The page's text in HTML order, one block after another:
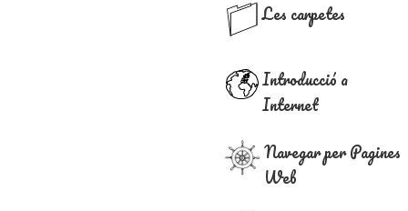
Les carpetes
Introducció a
Internet
Navegar per Pagines
Web